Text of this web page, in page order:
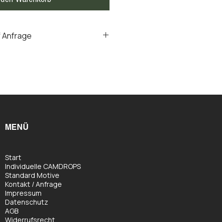
MENÜ
Start
​Individuelle CAMDROPS
Standard Motive
Kontakt / Anfrage
Impressum
Datenschutz
AGB
Widerrufsrecht